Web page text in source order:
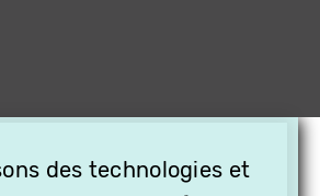
des technologies et
LA VIDÉO EN